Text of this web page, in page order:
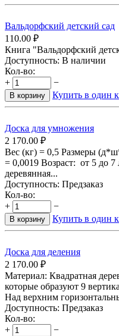
Вальдорфский детский сад
110.00 ₽
Книга "Вальдорфский
Доступность: В наличии
Кол-во:
+
−
В корзину Купить в один
Доска для умножения
2 170.00 ₽
Вес (кг) = 0,5 Размеры
= 0,0019 Возраст: от 5 до
деревянная...
Доступность: Предзаказ
Кол-во:
+
−
В корзину Купить в один
Доска для деления
2 170.00 ₽
Материал: Квадратная
которые образуют 9
Над верхним
Доступность: Предзаказ
Кол-во:
+
−